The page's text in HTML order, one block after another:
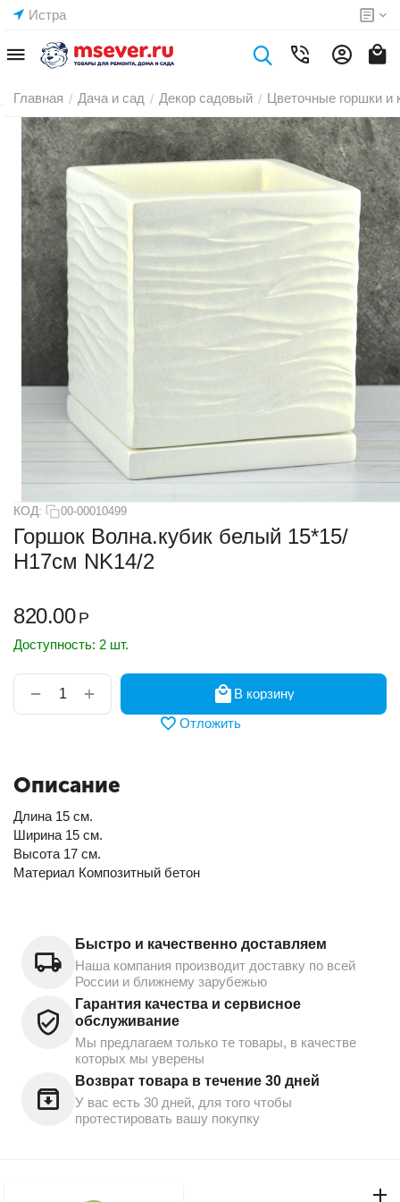
Истра
Главная / Дача и сад / Декор садовый / Цветочные горшки и
КОД: 00-00010499
Горшок Волна.кубик белый 15*15/
Н17см NK14/2
820.00 Р
Доступность: 2 шт.
+
−
В корзину
Отложить
Описание
Длина 15 см.
Ширина 15 см.
Высота 17 см.
Материал Композитный бетон
Быстро и качественно доставляем
Наша компания производит доставку по всей
России и ближнему зарубежью
Гарантия качества и сервисное
обслуживание
Мы предлагаем только те товары, в качестве
которых мы уверены
Возврат товара в течение 30 дней
У вас есть 30 дней, для того чтобы
протестировать вашу покупку